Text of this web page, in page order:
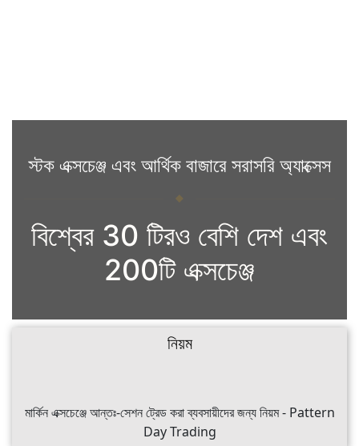
স্টক এক্সচেঞ্জ এবং আর্থিক বাজারে সরাসরি অ্যাক্সেস
বিশ্বের 30 টিরও বেশি দেশ এবং
200টি এক্সচেঞ্জ
নিয়ম
মার্কিন এক্সচেঞ্জে আন্তঃ-সেশন ট্রেড করা ব্যবসায়ীদের জন্য নিয়ম - Pattern
Day Trading